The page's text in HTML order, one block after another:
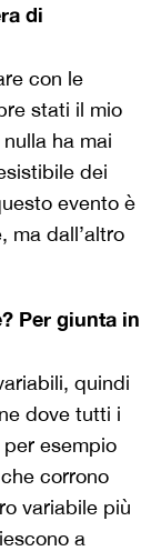
di
con le
stati il mio
ha mai
dei
evento è
ma dall’altro
Per giunta in
quindi
dove tutti i
esempio
corrono
variabile più
a